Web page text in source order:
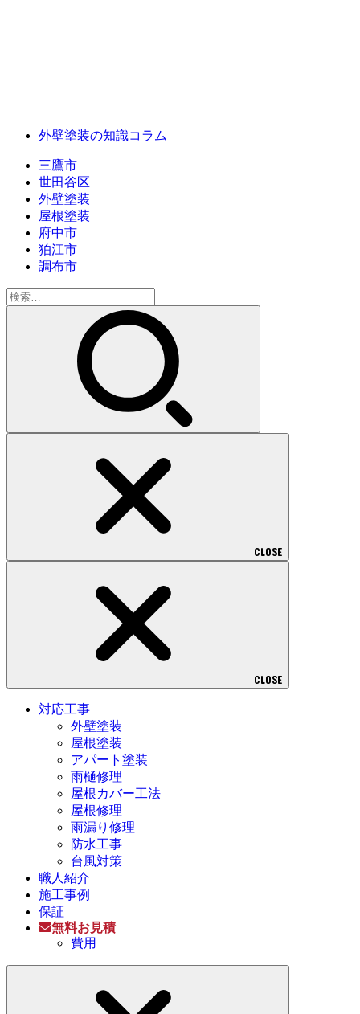
外壁塗装の知識コラム
三鷹市
世田谷区
外壁塗装
屋根塗装
府中市
狛江市
調布市
検
索:
CLOSE
CLOSE
対応工事
外壁塗装
屋根塗装
アパート塗装
雨樋修理
屋根カバー工法
屋根修理
雨漏り修理
防水工事
台風対策
職人紹介
施工事例
保証
無料お見積
費用